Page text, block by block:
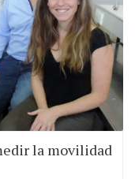
la movilidad